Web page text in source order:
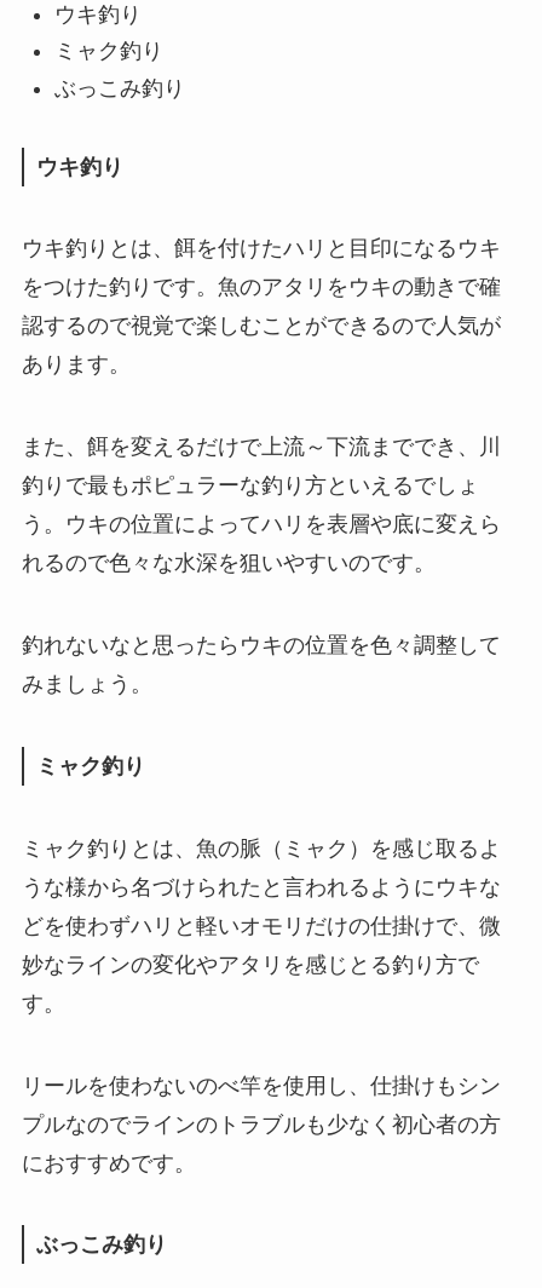
ウキ釣り
ミャク釣り
ぶっこみ釣り
ウキ釣り
ウキ釣りとは、餌を付けたハリと目印になるウキ
をつけた釣りです。魚のアタリをウキの動きで確
認するので視覚で楽しむことができるので人気が
あります。
また、餌を変えるだけで上流～下流まででき、川
釣りで最もポピュラーな釣り方といえるでしょ
う。ウキの位置によってハリを表層や底に変えら
れるので色々な水深を狙いやすいのです。
釣れないなと思ったらウキの位置を色々調整して
みましょう。
ミャク釣り
ミャク釣りとは、魚の脈（ミャク）を感じ取るよ
うな様から名づけられたと言われるようにウキな
どを使わずハリと軽いオモリだけの仕掛けで、微
妙なラインの変化やアタリを感じとる釣り方で
す。
リールを使わないのべ竿を使用し、仕掛けもシン
プルなのでラインのトラブルも少なく初心者の方
におすすめです。
ぶっこみ釣り